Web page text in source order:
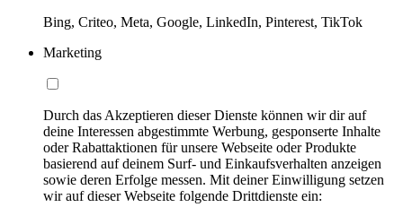
Bing, Criteo, Meta, Google, LinkedIn, Pinterest, TikTok
Marketing
Durch das Akzeptieren dieser Dienste können wir dir auf
deine Interessen abgestimmte Werbung, gesponserte Inhalte
oder Rabattaktionen für unsere Webseite oder Produkte
basierend auf deinem Surf- und Einkaufsverhalten anzeigen
sowie deren Erfolge messen. Mit deiner Einwilligung setzen
wir auf dieser Webseite folgende Drittdienste ein: